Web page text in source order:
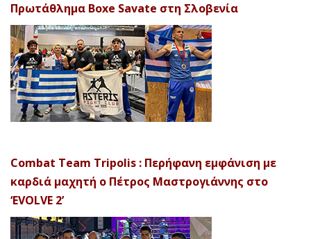
Πρωτάθλημα Boxe Savate στη Σλοβενία
Combat Team Tripolis : Περήφανη εμφάνιση με
καρδιά μαχητή ο Πέτρος Μαστρογιάννης στο
‘EVOLVE 2’